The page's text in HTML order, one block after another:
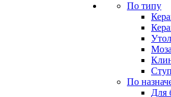
По типу
По
Для